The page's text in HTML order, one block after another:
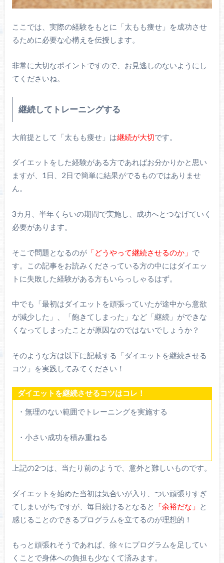
ここでは、実際の経験をもとに「太もも痩せ」を成功させ
るために必要な心構えを伝授します。
非常に大切なポイントですので、お見逃しのないようにし
てくださいね。
継続してトレーニングする
大前提として「太もも痩せ」は継続が大切です。
ダイエットをした経験がある方であればお分かりかと思い
ますが、1日、2日で簡単に結果がでるものではありませ
ん。
3カ月、半年くらいの期間で実施し、成功へとつなげていく
必要があります。
そこで問題となるのが「どうやって継続させるのか」 で
す。この記事をお読みくださっている方の中にはダイエッ
トに失敗した経験がある方もいらっしゃるはず。
中でも「最初はダイエットを頑張っていたが途中から意欲
が減少した」、「飽きてしまった」など「継続」ができな
くなってしまったことが原因なのではないでしょうか？
そのような方は以下に記載する「ダイエットを継続させる
コツ」を実践してみてください！
ダイエットを継続させるコツはコレ！
・無理のない範囲でトレーニングを実施する
・小さい成功を積み重ねる
上記の2つは、当たり前のようで、意外と難しいものです。
ダイエットを始めた当初は気合いが入り、つい頑張りすぎ
てしまいがちですが、毎日続けるとなると
「余裕だな」
と
感じることのできるプログラムを立てるのが理想的！
もっと頑張れそうであれば、徐々にプログラムを足してい
くことで身体への負担も少なくて済みます。